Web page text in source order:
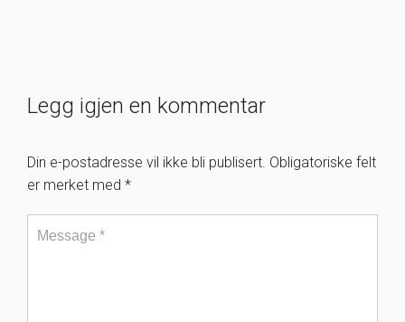
Legg igjen en kommentar
Din e-postadresse vil ikke bli publisert. Obligatoriske felt
er merket med *